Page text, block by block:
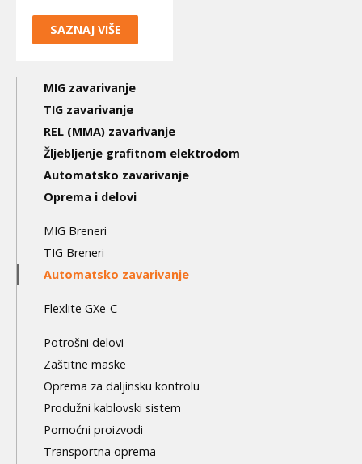
SAZNAJ VIŠE
Main
navigation
3nd
level
MIG zavarivanje
TIG zavarivanje
REL (MMA) zavarivanje
Žljebljenje grafitnom elektrodom
Automatsko zavarivanje
Oprema i delovi
MIG Breneri
TIG Breneri
Automatsko zavarivanje
Flexlite GXe-C
Potrošni delovi
Zaštitne maske
Oprema za daljinsku kontrolu
Produžni kablovski sistem
Pomoćni proizvodi
Transportna oprema